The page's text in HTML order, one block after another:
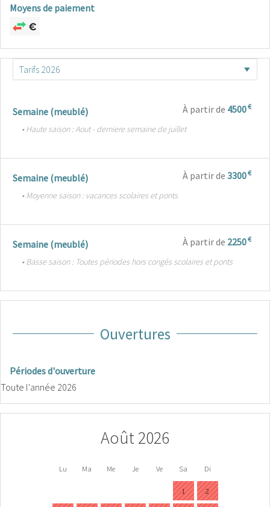
Moyens de paiement
Semaine (meublé) À partir de 4500€
• Haute saison : Aout - derniere semaine de juillet
Semaine (meublé) À partir de 3300€
• Moyenne saison : vacances scolaires et ponts
Semaine (meublé) À partir de 2250€
• Basse saison : Toutes périodes hors congés scolaires et ponts
Ouvertures
Périodes d'ouverture
Toute l'année 2026
Août 2026
Lu Ma Me Je Ve Sa Di
1 2